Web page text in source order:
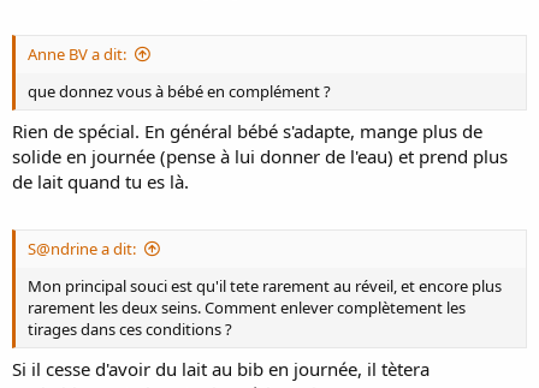
Anne BV a dit:
que donnez vous à bébé en complément ?
Rien de spécial. En général bébé s'adapte, mange plus de
solide en journée (pense à lui donner de l'eau) et prend plus
de lait quand tu es là.
S@ndrine a dit:
Mon principal souci est qu'il tete rarement au réveil, et encore plus
rarement les deux seins. Comment enlever complètement les
tirages dans ces conditions ?
Si il cesse d'avoir du lait au bib en journée, il tètera